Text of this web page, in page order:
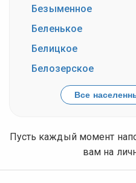
Безыменное
Беленькое
Белицкое
Белозерское
Все
Пусть каждый момент
вам на